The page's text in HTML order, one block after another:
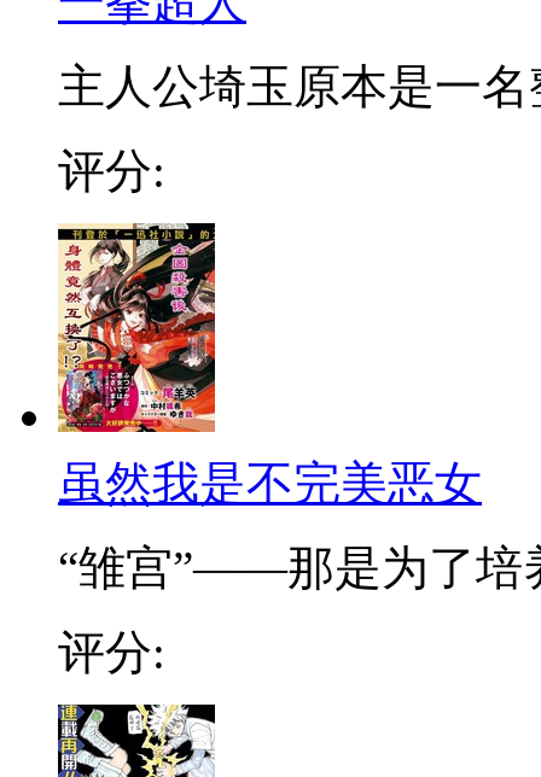
主人公埼玉原本是一名
评分:
虽然我是不完美恶女
“雏宫”——那是为了培
评分: